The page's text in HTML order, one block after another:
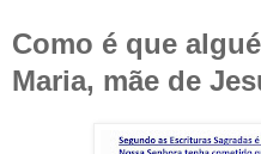
Como é que
Maria, mãe de